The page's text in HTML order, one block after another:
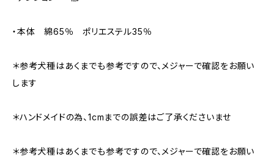
・本体 綿65％ ポリエステル35％
＊参考犬種はあくまでも参考ですので、メジャーで確認をお願い
します
＊ハンドメイドの為、1cmまでの誤差はご了承くださいませ
＊参考犬種はあくまでも参考ですので、メジャーで確認をお願い